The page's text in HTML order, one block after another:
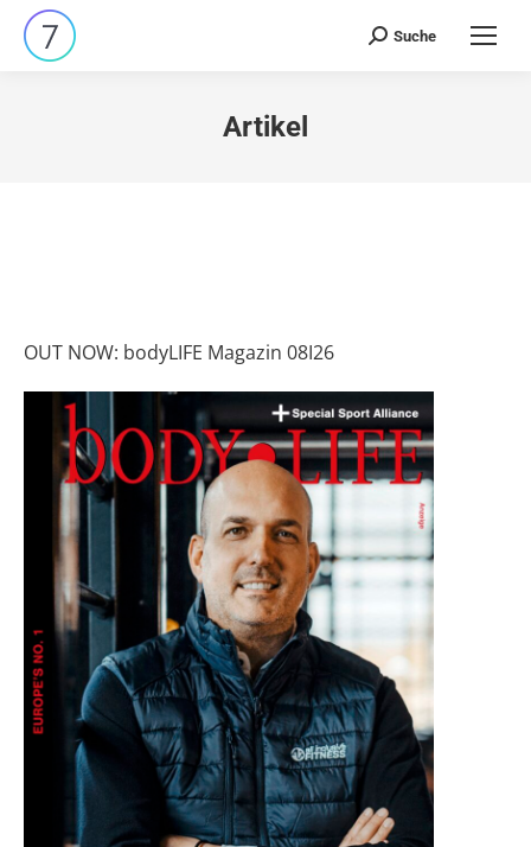
Search:
Suche
Artikel
OUT NOW: bodyLIFE Magazin 08I26